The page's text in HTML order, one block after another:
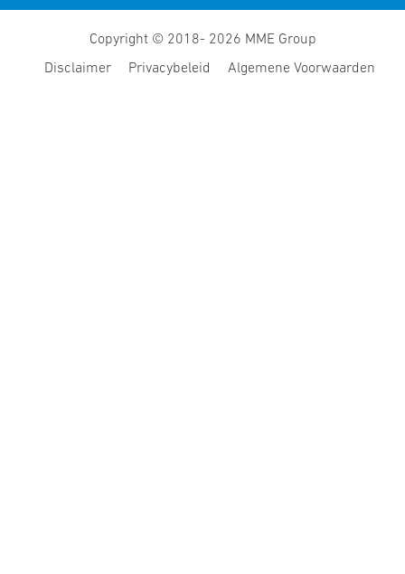
Copyright © 2018- 2026 MME Group
Disclaimer
Privacybeleid Algemene Voorwaarden